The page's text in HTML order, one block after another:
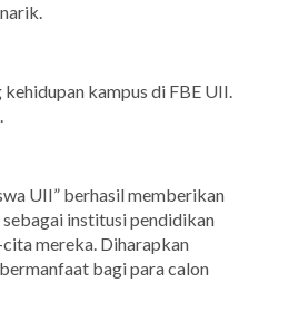
kampus di FBE UII.
UII” berhasil memberikan
institusi pendidikan
mereka. Diharapkan
bagi para calon